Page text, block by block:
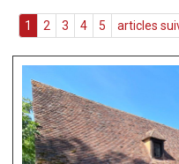
1 2 3 4 5 articles